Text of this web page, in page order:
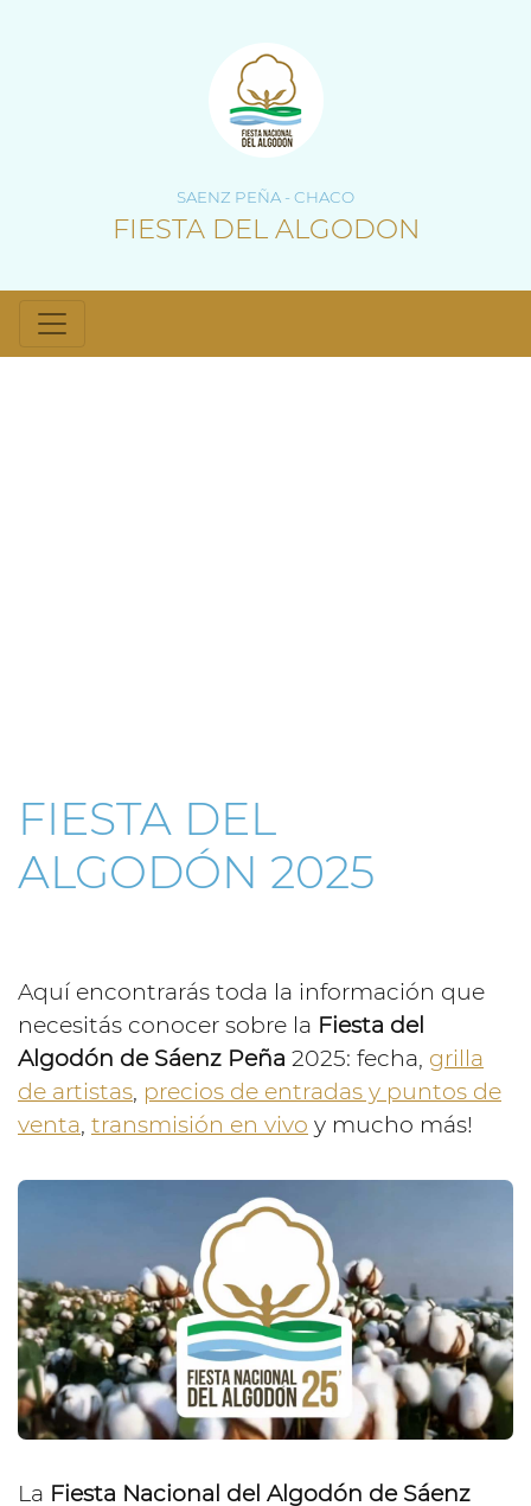
SAENZ PEÑA - CHACO
FIESTA DEL ALGODON
FIESTA DEL
ALGODÓN 2025
Aquí encontrarás toda la información que
necesitás conocer sobre la Fiesta del
Algodón de Sáenz Peña 2025: fecha, grilla
de artistas, precios de entradas y puntos de
venta, transmisión en vivo y mucho más!
La Fiesta Nacional del Algodón de Sáenz